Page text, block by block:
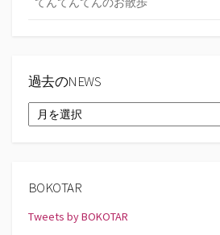
過去のNEWS
去
BOKOTAR
Tweets by BOKOTAR